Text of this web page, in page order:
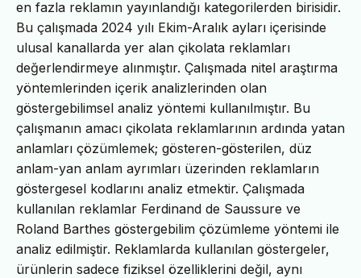
en fazla reklamın yayınlandığı kategorilerden birisidir.
Bu çalışmada 2024 yılı Ekim-Aralık ayları içerisinde
ulusal kanallarda yer alan çikolata reklamları
değerlendirmeye alınmıştır. Çalışmada nitel araştırma
yöntemlerinden içerik analizlerinden olan
göstergebilimsel analiz yöntemi kullanılmıştır. Bu
çalışmanın amacı çikolata reklamlarının ardında yatan
anlamları çözümlemek; gösteren-gösterilen, düz
anlam-yan anlam ayrımları üzerinden reklamların
göstergesel kodlarını analiz etmektir. Çalışmada
kullanılan reklamlar Ferdinand de Saussure ve
Roland Barthes göstergebilim çözümleme yöntemi ile
analiz edilmiştir. Reklamlarda kullanılan göstergeler,
ürünlerin sadece fiziksel özelliklerini değil, aynı